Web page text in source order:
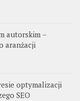
autorskim –
aranżacji
optymalizacji
SEO